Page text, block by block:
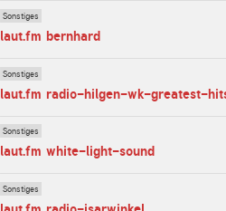
Sonstiges
laut.fm bernhard
Sonstiges
laut.fm radio-hilgen-wk-greatest-
Sonstiges
laut.fm white-light-sound
Sonstiges